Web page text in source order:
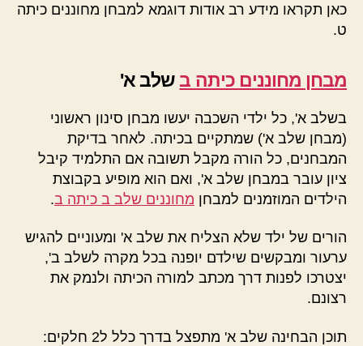
כאן תקראו מידע רב אודות דוגמא למבחן מחוננים כיתה
ט.
מבחן מחוננים כיתה ב שלב א'
בשלב א', כל ילדי השכבה יעשו מבחן סינון ראשוני
(מבחן שלב א') שמתקיים בכיתה. לאחר בדיקת
המבחנים, כל הורה מקבל תשובה אם התלמיד קיבל
ציון עובר במבחן שלב א', ואם הוא מופיע בקבוצת
הילדים המוזמנים למבחן מחוננים שלב ב כיתה ב.
הורים של ילד שלא הצליח את שלב א' ומעוניים להגיש
ערעור ומבקשים שילדם יופנה בכל מקרה לשלב ב',
יצטרכו לפנות דרך מכתב למורה הכיתה ולנמק את
רצונם.
תוכן הבחינה שלב א' מתפצל בדרך כלל ל2 חלקים: